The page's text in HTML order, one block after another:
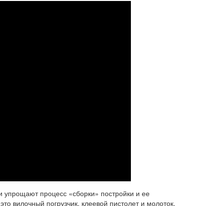
процесс «сборки» постройки и ее
вилочный погрузчик, клеевой пистолет и молоток,